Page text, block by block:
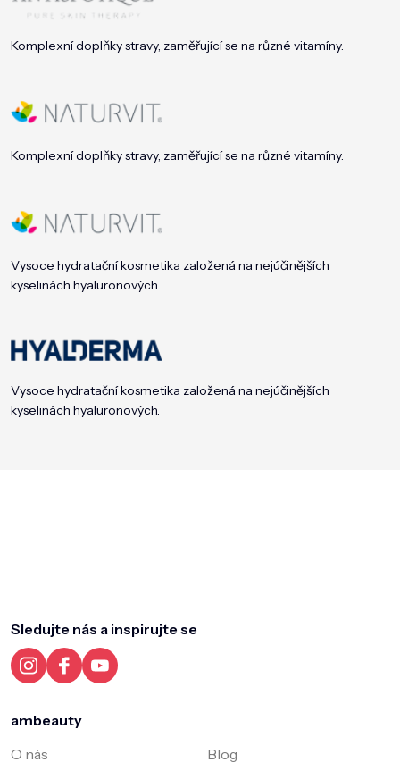
Komplexní doplňky stravy, zaměřující se na různé vitamíny.
Komplexní doplňky stravy, zaměřující se na různé vitamíny.
Vysoce hydratační kosmetika založená na nejúčinějších
kyselinách hyaluronových.
Vysoce hydratační kosmetika založená na nejúčinějších
kyselinách hyaluronových.
Sledujte nás a inspirujte se
ambeauty
O nás
Blog